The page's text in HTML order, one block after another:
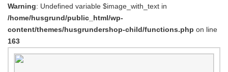
Warning: Undefined variable $image_with_text in
/home/husgrund/public_html/wp-
content/themes/husgrundershop-child/functions.php on line
163